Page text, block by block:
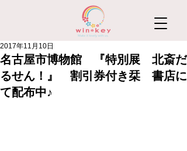
名古屋市博物館 『特別展 北斎だ
るせん！』 割引券付き栞 書店に
て配布中♪
2017年11月10日